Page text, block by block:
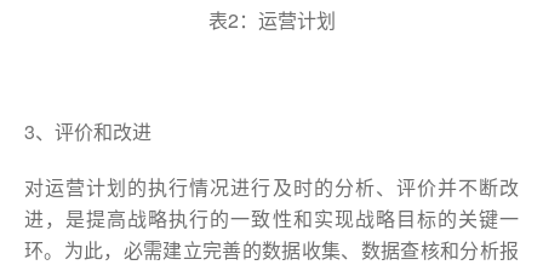
表2：运营计划
3、评价和改进
对运营计划的执行情况进行及时的分析、评价并不断改
进，是提高战略执行的一致性和实现战略目标的关键一
环。为此，必需建立完善的数据收集、数据查核和分析报